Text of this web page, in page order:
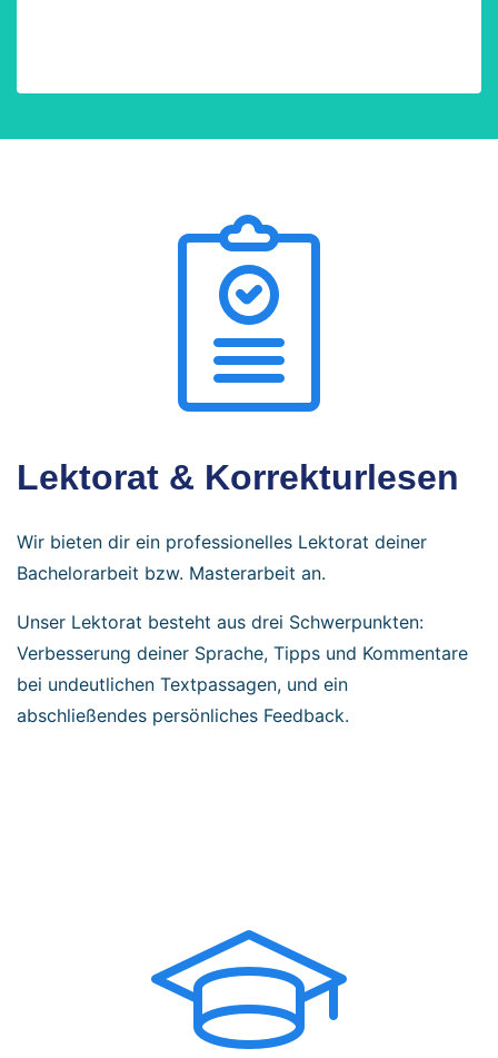
Lektorat & Korrekturlesen
Wir bieten dir ein professionelles Lektorat deiner
Bachelorarbeit bzw. Masterarbeit an.
Unser Lektorat besteht aus drei Schwerpunkten:
Verbesserung deiner Sprache, Tipps und Kommentare
bei undeutlichen Textpassagen, und ein
abschließendes persönliches Feedback.